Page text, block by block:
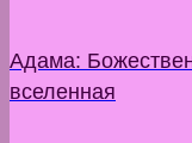
Адама:
вселенная